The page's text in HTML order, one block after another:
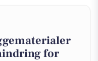
for